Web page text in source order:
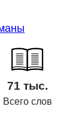
71 тыс.
Всего слов